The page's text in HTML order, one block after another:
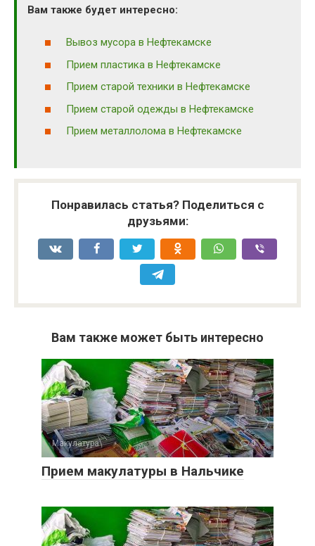
Вам также будет интересно:
Вывоз мусора в Нефтекамске
Прием пластика в Нефтекамске
Прием старой техники в Нефтекамске
Прием старой одежды в Нефтекамске
Прием металлолома в Нефтекамске
Понравилась статья? Поделиться с
друзьями:
Вам также может быть интересно
Макулатура 0
Прием макулатуры в Нальчике